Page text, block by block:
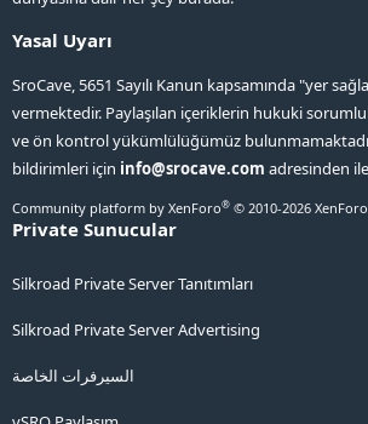
Yasal Uyarı
SroCave, 5651 Sayılı Kanun kapsamında "yer
vermektedir. Paylaşılan içeriklerin hukuki
ve ön kontrol yükümlülüğümüz
bildirimleri için info@srocave.com adresinden
Community platform by XenForo® © 2010-2026
Private Sunucular
Silkroad Private Server Tanıtımları
Silkroad Private Server Advertising
السيرفرات الخاصة